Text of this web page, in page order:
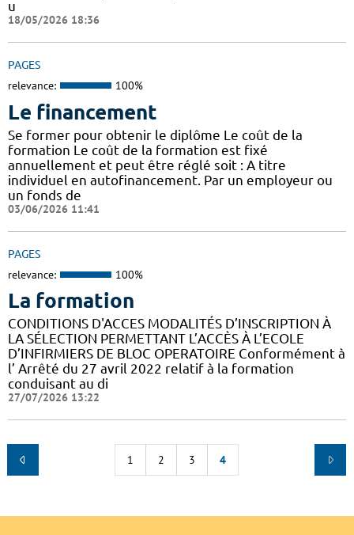
u
18/05/2026 18:36
PAGES
relevance: 100%
Le financement
Se former pour obtenir le diplôme Le coût de la
formation Le coût de la formation est fixé
annuellement et peut être réglé soit : A titre
individuel en autofinancement. Par un employeur ou
un fonds de
03/06/2026 11:41
PAGES
relevance: 100%
La formation
CONDITIONS D'ACCES MODALITÉS D’INSCRIPTION À
LA SÉLECTION PERMETTANT L’ACCÈS À L’ECOLE
D’INFIRMIERS DE BLOC OPERATOIRE Conformément à
l’ Arrêté du 27 avril 2022 relatif à la formation
conduisant au di
27/07/2026 13:22
1 2 3 4